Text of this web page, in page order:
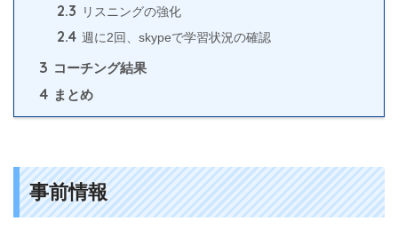
2.3 リスニングの強化
2.4 週に2回、skypeで学習状況の確認
3 コーチング結果
4 まとめ
事前情報